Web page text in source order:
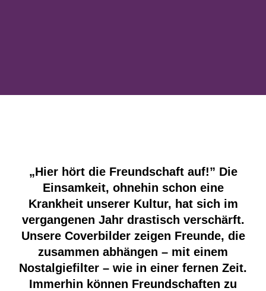
„Hier hört die Freundschaft auf!” Die
Einsamkeit, ohnehin schon eine
Krankheit unserer Kultur, hat sich im
vergangenen Jahr drastisch verschärft.
Unsere Coverbilder zeigen Freunde, die
zusammen abhängen – mit einem
Nostalgiefilter – wie in einer fernen Zeit.
Immerhin können Freundschaften zu